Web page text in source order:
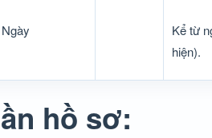
Kể từ
hiện).
hồ sơ: